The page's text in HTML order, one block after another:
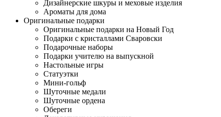
Дизайнерские шкуры и меховые изделия
Ароматы для дома
Оригинальные подарки
Оригинальные подарки на Новый Год
Подарки с кристаллами Сваровски
Подарочные наборы
Подарки учителю на выпускной
Настольные игры
Статуэтки
Мини-гольф
Шуточные медали
Шуточные ордена
Обереги